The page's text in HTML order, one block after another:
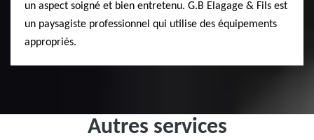
un aspect soigné et bien entretenu. G.B Elagage & Fils est
un paysagiste professionnel qui utilise des équipements
appropriés.
Autres services